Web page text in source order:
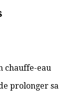
chauffe-eau
prolonger sa